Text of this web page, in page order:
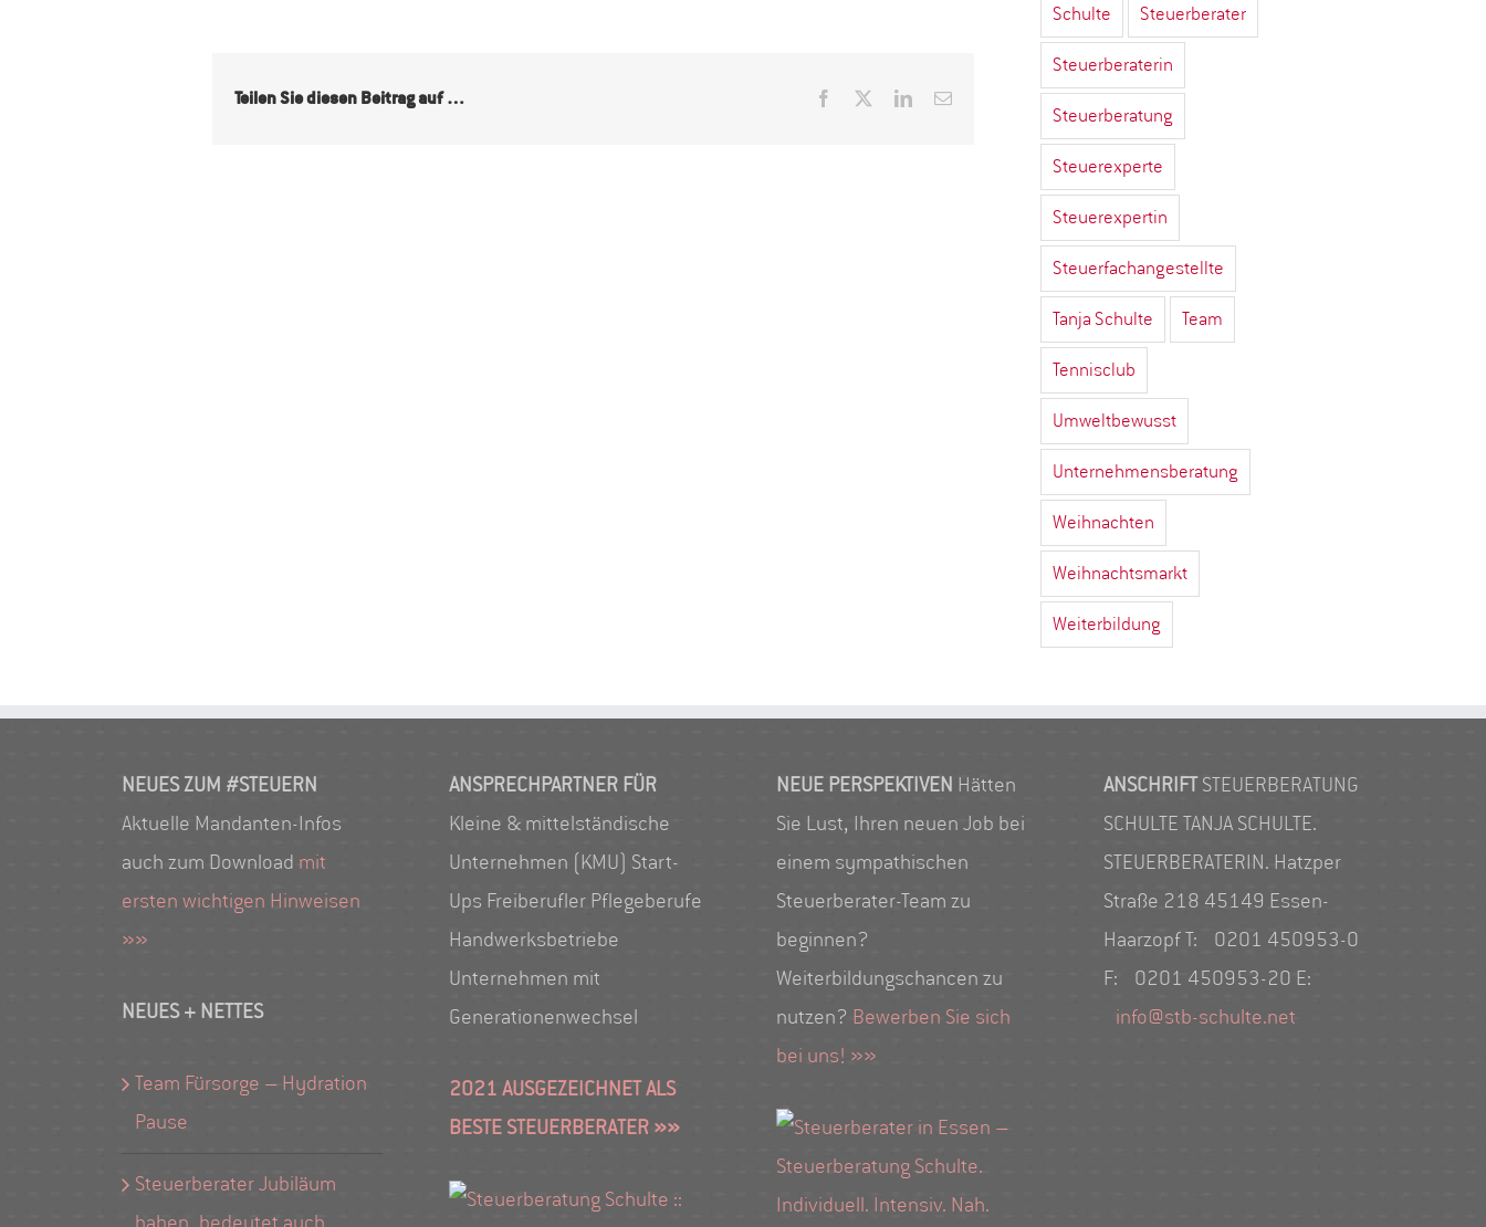
Teilen Sie diesen Beitrag auf … Facebook LinkedIn
E-
Schulte Steuerberater
Steuerberaterin
Steuerberatung
Steuerexperte
Steuerexpertin
Steuerfachangestellte
Tanja Schulte Team
Tennisclub
Umweltbewusst
Unternehmensberatung
Weihnachten
Weihnachtsmarkt
Weiterbildung
NEUES ZUM #STEUERN
Aktuelle Mandanten-Infos
auch zum Download mit
ersten wichtigen Hinweisen
»»
NEUES + NETTES
Team Fürsorge – Hydration
Pause
Steuerberater Jubiläum
ANSPRECHPARTNER FÜR
Kleine & mittelständische
Unternehmen (KMU) Start-
Ups Freiberufler Pflegeberufe
Handwerksbetriebe
Unternehmen mit
Generationenwechsel
2021 AUSGEZEICHNET ALS
BESTE STEUERBERATER »»
NEUE PERSPEKTIVEN Hätten
Sie Lust, Ihren neuen Job bei
einem sympathischen
Steuerberater-Team zu
beginnen?
Weiterbildungschancen zu
nutzen? Bewerben Sie sich
bei uns! »»
ANSCHRIFTSTEUERBERATUNG
SCHULTE TANJA SCHULTE.
STEUERBERATERIN. Hatzper
Straße 218 45149 Essen-
Haarzopf T: 0201 450953-0
F: 0201 450953-20 E:
info@stb-schulte.net